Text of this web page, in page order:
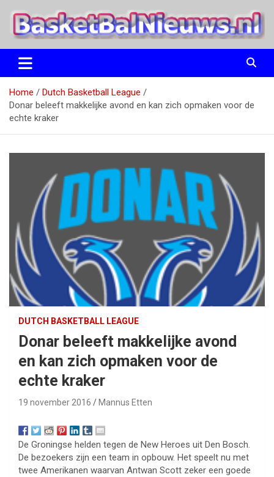
naar
BasketBalNieuws.nl
Etten
Home
Dutch Basketball League
Donar beleeft makkelijke avond en kan zich opmaken voor de
echte kraker
DUTCH BASKETBALL LEAGUE
Donar beleeft makkelijke avond
en kan zich opmaken voor de
echte kraker
19 november 2016 Mannus Etten
De Groningse helden tegen de New Heroes uit Den Bosch.
De bezoekers zijn een team in opbouw. Het speelt nu met
twee Amerikanen waarvan Antwan Scott zeker een goede